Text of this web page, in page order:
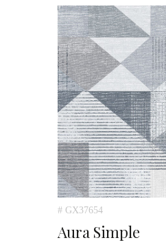
# GX37654
Aura Simple